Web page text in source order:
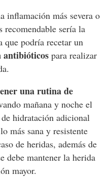
inflamación más severa o
recomendable sería la
que podría recetar un
antibióticospara realizar
una rutina de
mañana y noche el
hidratación adicional
más sana y resistente
de heridas, además de
debe mantener la herida
mayor.